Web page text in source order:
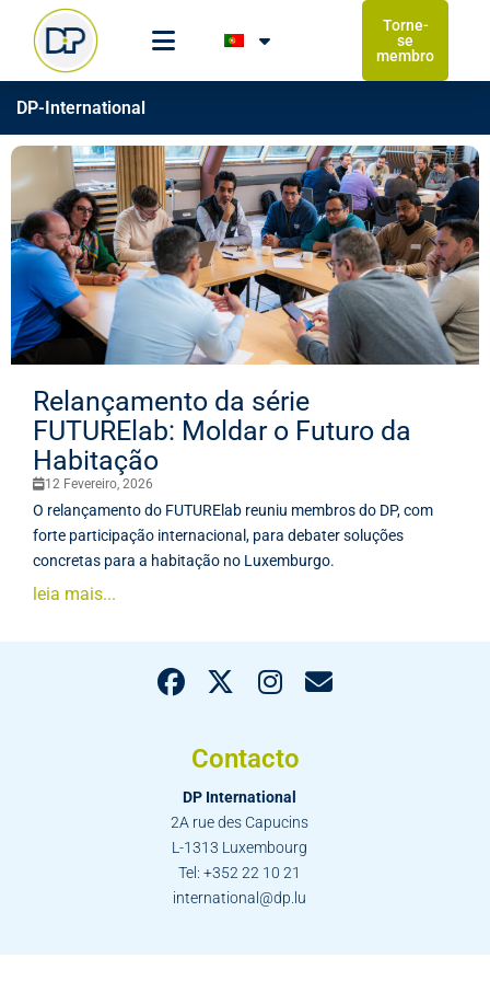
Torne-
se
membro
DP-International
Relançamento da série
FUTURElab: Moldar o Futuro da
Habitação
12 Fevereiro, 2026
O relançamento do FUTURElab reuniu membros do DP, com
forte participação internacional, para debater soluções
concretas para a habitação no Luxemburgo.
leia mais...
Contacto
DP International
2A rue des Capucins
L-1313 Luxembourg
Tel: +352 22 10 21
international@dp.lu